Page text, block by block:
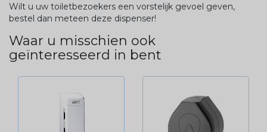
Wilt u uw toiletbezoekers een vorstelijk gevoel geven,
bestel dan meteen deze dispenser!
Waar u misschien ook
geïnteresseerd in bent